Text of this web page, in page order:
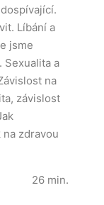
Líbání a
jsme
Sexualita a
na
závislost
zdravou
26 min.